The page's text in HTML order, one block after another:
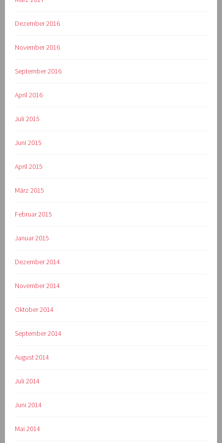
Dezember 2016
November 2016
September 2016
April 2016
Juli 2015
Juni 2015
April 2015
März 2015
Februar 2015
Januar 2015
Dezember 2014
November 2014
Oktober 2014
September 2014
August 2014
Juli 2014
Juni 2014
Mai 2014